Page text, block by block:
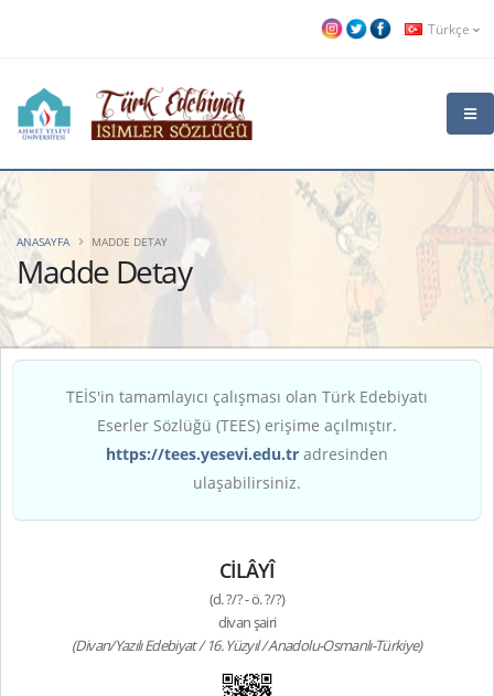
Türkçe
Madde Detay
ANASAYFA MADDE DETAY
TEİS'in tamamlayıcı çalışması olan Türk Edebiyatı
Eserler Sözlüğü (TEES) erişime açılmıştır.
https://tees.yesevi.edu.tr adresinden
ulaşabilirsiniz.
CİLÂYÎ
(d. ?/? - ö. ?/?)
divan şairi
(Divan/Yazılı Edebiyat / 16. Yüzyıl / Anadolu-Osmanlı-Türkiye)